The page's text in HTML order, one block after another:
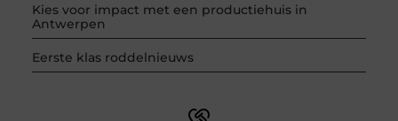
Kies voor impact met een productiehuis in
Antwerpen
Eerste klas roddelnieuws